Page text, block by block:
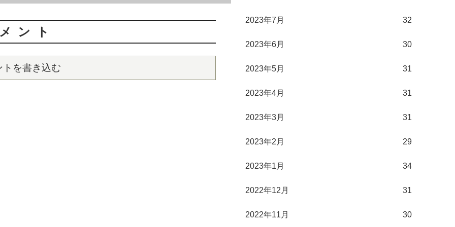
ント
トを書き込む
2023年7月 32
2023年6月 30
2023年5月 31
2023年4月 31
2023年3月 31
2023年2月 29
2023年1月 34
2022年12月 31
2022年11月 30